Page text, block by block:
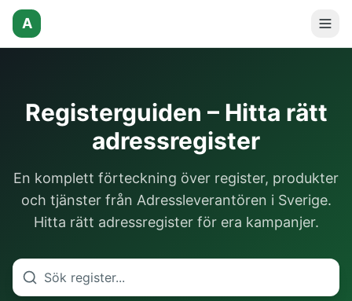
A
Registerguiden – Hitta rätt
adressregister
En komplett förteckning över register, produkter
och tjänster från Adressleverantören i Sverige.
Hitta rätt adressregister för era kampanjer.